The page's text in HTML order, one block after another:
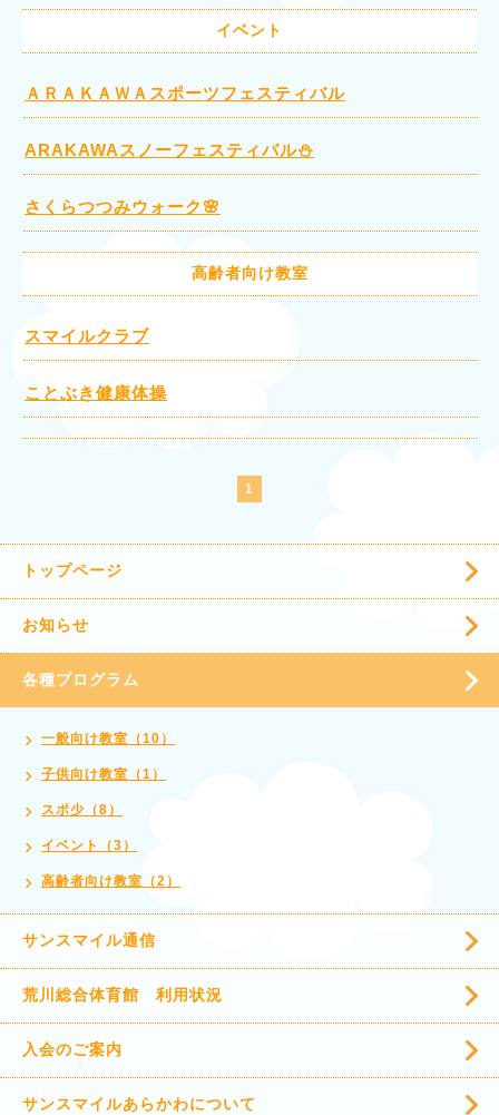
イベント
ＡＲＡＫＡＷＡスポーツフェスティバル
ARAKAWAスノーフェスティバル⛄
さくらつつみウォーク🌸
高齢者向け教室
スマイルクラブ
ことぶき健康体操
1
トップページ
お知らせ
各種プログラム
一般向け教室（10）
子供向け教室（1）
スポ少（8）
イベント（3）
高齢者向け教室（2）
サンスマイル通信
荒川総合体育館 利用状況
入会のご案内
サンスマイルあらかわについて